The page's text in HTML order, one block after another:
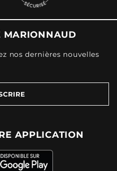
MARIONNAUD
nos dernières nouvelles
APPLICATION